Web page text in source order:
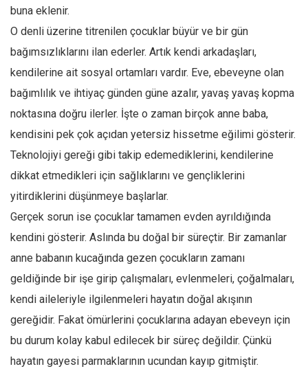
Esra Elönü
» Yazar arşivi
Bu Sayı
Tüm Sayılar
Kültür Sanat
Kitap
Karisi kitap sualleri
7 soruda bu hafta
Ekonomi
Spor
Manzara
Sağlık
buna eklenir.
O denli üzerine titrenilen çocuklar büyür ve bir gün
bağımsızlıklarını ilan ederler. Artık kendi arkadaşları,
kendilerine ait sosyal ortamları vardır. Eve, ebeveyne olan
bağımlılık ve ihtiyaç günden güne azalır, yavaş yavaş kopma
noktasına doğru ilerler. İşte o zaman birçok anne baba,
kendisini pek çok açıdan yetersiz hissetme eğilimi gösterir.
Teknolojiyi gereği gibi takip edemediklerini, kendilerine
dikkat etmedikleri için sağlıklarını ve gençliklerini
yitirdiklerini düşünmeye başlarlar.
Gerçek sorun ise çocuklar tamamen evden ayrıldığında
kendini gösterir. Aslında bu doğal bir süreçtir. Bir zamanlar
anne babanın kucağında gezen çocukların zamanı
geldiğinde bir işe girip çalışmaları, evlenmeleri, çoğalmaları,
kendi aileleriyle ilgilenmeleri hayatın doğal akışının
gereğidir. Fakat ömürlerini çocuklarına adayan ebeveyn için
bu durum kolay kabul edilecek bir süreç değildir. Çünkü
hayatın gayesi parmaklarının ucundan kayıp gitmiştir.